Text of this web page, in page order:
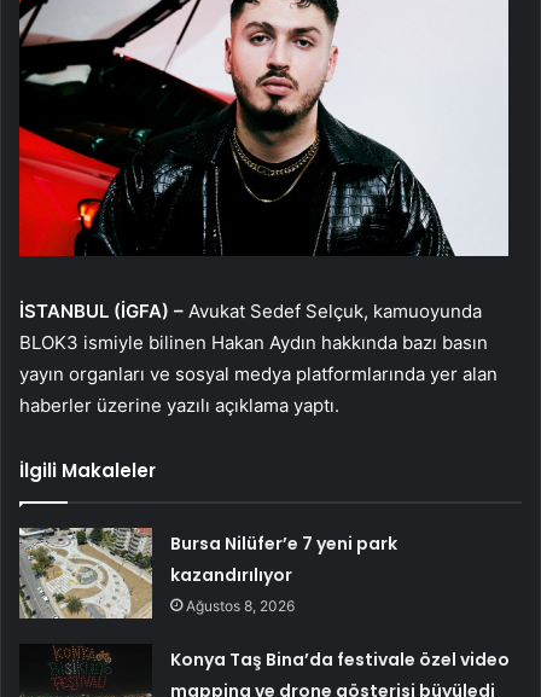
İSTANBUL (İGFA) – Avukat Sedef Selçuk, kamuoyunda
BLOK3 ismiyle bilinen Hakan Aydın hakkında bazı basın
yayın organları ve sosyal medya platformlarında yer alan
haberler üzerine yazılı açıklama yaptı.
İlgili Makaleler
Bursa Nilüfer’e 7 yeni park
kazandırılıyor
Ağustos 8, 2026
Konya Taş Bina’da festivale özel video
mapping ve drone gösterisi büyüledi